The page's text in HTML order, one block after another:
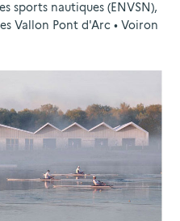
sports nautiques (ENVSN),
Vallon Pont d'Arc • Voiron